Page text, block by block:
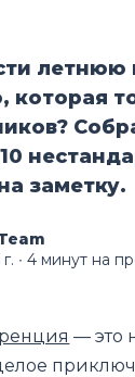
которая
заметку.
∙ 4 минут на
— это